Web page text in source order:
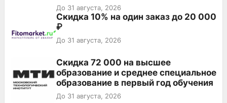
До 31 августа, 2026
Скидка 10% на один заказ до 20 000
₽
До 31 августа, 2026
Скидка 72 000 на высшее
образование и среднее специальное
образование в первый год обучения
До 31 августа, 2026